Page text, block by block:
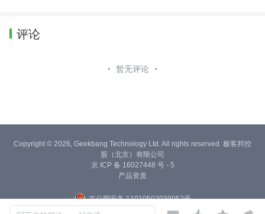
评论
暂无评论
Copyright © 2026, Geekbang Technology Ltd. All rights reserved. 极客邦控
股（北京）有限公司
京 ICP 备 16027448 号 - 5
产品资质
京公网安备 11010502039052号